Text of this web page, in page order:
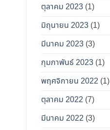
ตุลาคม 2023 (1)
มิถุนายน 2023 (1)
มีนาคม 2023 (3)
กุมภาพันธ์ 2023 (1)
พฤศจิกายน 2022 (1)
ตุลาคม 2022 (7)
มีนาคม 2022 (3)